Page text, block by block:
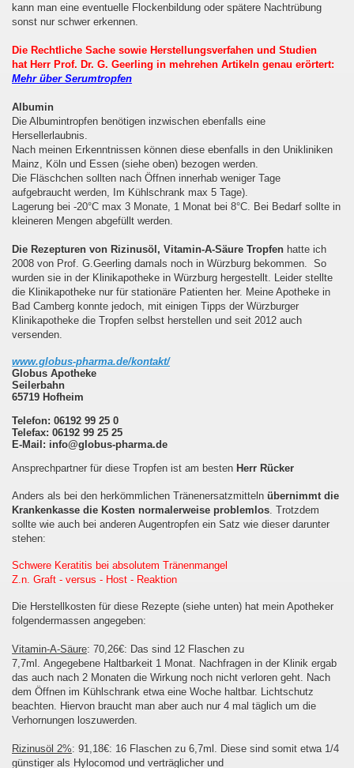
kann man eine eventuelle Flockenbildung oder spätere Nachtrübung
sonst nur schwer erkennen.
Die Rechtliche Sache sowie Herstellungsverfahen und Studien
hat Herr Prof. Dr. G. Geerling in mehrehen Artikeln genau erörtert:
Mehr über Serumtropfen
Albumin
Die Albumintropfen benötigen inzwischen ebenfalls eine
Hersellerlaubnis.
Nach meinen Erkenntnissen können diese ebenfalls in den Unikliniken
Mainz, Köln und Essen (siehe oben) bezogen werden.
Die Fläschchen sollten nach Öffnen innerhab weniger Tage
aufgebraucht werden, Im Kühlschrank max 5 Tage).
Lagerung bei -20°C max 3 Monate, 1 Monat bei 8°C. Bei Bedarf sollte in
kleineren Mengen abgefüllt werden.
Die Rezepturen von Rizinusöl, Vitamin-A-Säure Tropfen hatte ich
2008 von Prof. G.Geerling damals noch in Würzburg bekommen. So
wurden sie in der Klinikapotheke in Würzburg hergestellt. Leider stellte
die Klinikapotheke nur für stationäre Patienten her. Meine Apotheke in
Bad Camberg konnte jedoch, mit einigen Tipps der Würzburger
Klinikapotheke die Tropfen selbst herstellen und seit 2012 auch
versenden.
www.globus-pharma.de/kontakt/
Globus Apotheke
Seilerbahn
65719 Hofheim
Telefon: 06192 99 25 0
Telefax: 06192 99 25 25
E-Mail: info@globus-pharma.de
Ansprechpartner für diese Tropfen ist am besten Herr Rücker
Anders als bei den herkömmlichen Tränenersatzmitteln übernimmt die
Krankenkasse die Kosten normalerweise problemlos. Trotzdem
sollte wie auch bei anderen Augentropfen ein Satz wie dieser darunter
stehen:
Schwere Keratitis bei absolutem Tränenmangel
Z.n. Graft - versus - Host - Reaktion
Die Herstellkosten für diese Rezepte (siehe unten) hat mein Apotheker
folgendermassen angegeben:
Vitamin-A-Säure: 70,26€: Das sind 12 Flaschen zu
7,7ml. Angegebene Haltbarkeit 1 Monat. Nachfragen in der Klinik ergab
das auch nach 2 Monaten die Wirkung noch nicht verloren geht. Nach
dem Öffnen im Kühlschrank etwa eine Woche haltbar. Lichtschutz
beachten. Hiervon braucht man aber auch nur 4 mal täglich um die
Verhornungen loszuwerden.
Rizinusöl 2%: 91,18€: 16 Flaschen zu 6,7ml. Diese sind somit etwa 1/4
günstiger als Hylocomod und verträglicher und